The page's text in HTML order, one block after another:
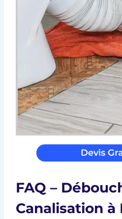
Devis
FAQ –
Canalisation à